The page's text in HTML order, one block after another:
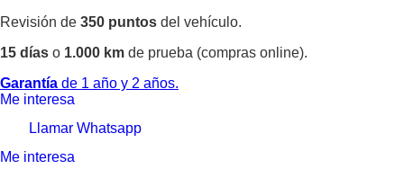
Revisión de 350 puntos del vehículo.
15 días o 1.000 km de prueba (compras online).
Garantía de 1 año y 2 años.
Me interesa
Llamar Whatsapp
Me interesa